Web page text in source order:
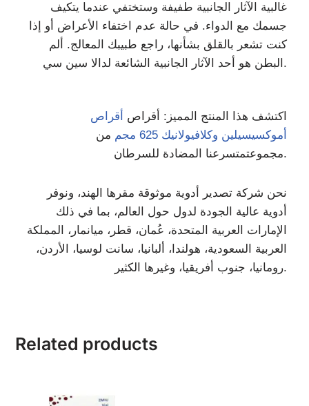
غالبية الآثار الجانبية طفيفة وستختفي عندما يتكيف
جسمك مع الدواء. في حالة عدم اختفاء الأعراض أو إذا
كنت تشعر بالقلق بشأنها، راجع طبيبك المعالج. ألم
البطن هو أحد الآثار الجانبية الشائعة لدالا سين سي.
اكتشف هذا المنتج المميز: أقراص
أقراص
أموكسيسيلين وكلافيولانيك 625 مجم
من
مجموعتمتسرع نا المضادة للسرطان.
نحن شركة تصدير أدوية موثوقة مقرها الهند، ونوفر
أدوية عالية الجودة لدول حول العالم، بما في ذلك
الإمارات العربية المتحدة، عُمان، قطر، ميانمار، المملكة
العربية السعودية، هولندا، ألبانيا، سانت لوسيا، الأردن،
رومانيا، جنوب أفريقيا، وغيرها الكثير.
Related products